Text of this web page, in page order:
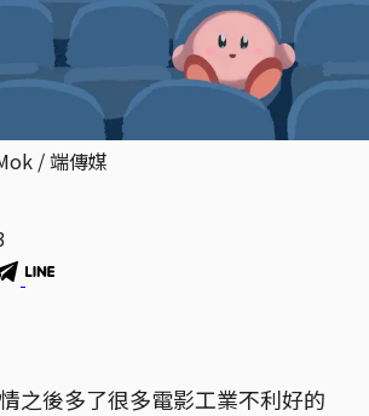
/ 端傳媒
情之後多了很多電影工業不利好的